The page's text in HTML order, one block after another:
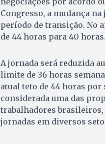
Congresso, a mudança
período de transição. No
de 44 horas para 40 horas.
A jornada será reduzida
limite de 36 horas
atual teto de 44 horas por
considerada uma das
trabalhadores brasileiros,
jornadas em diversos